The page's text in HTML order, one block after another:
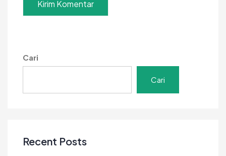
Cari
Cari
Recent Posts